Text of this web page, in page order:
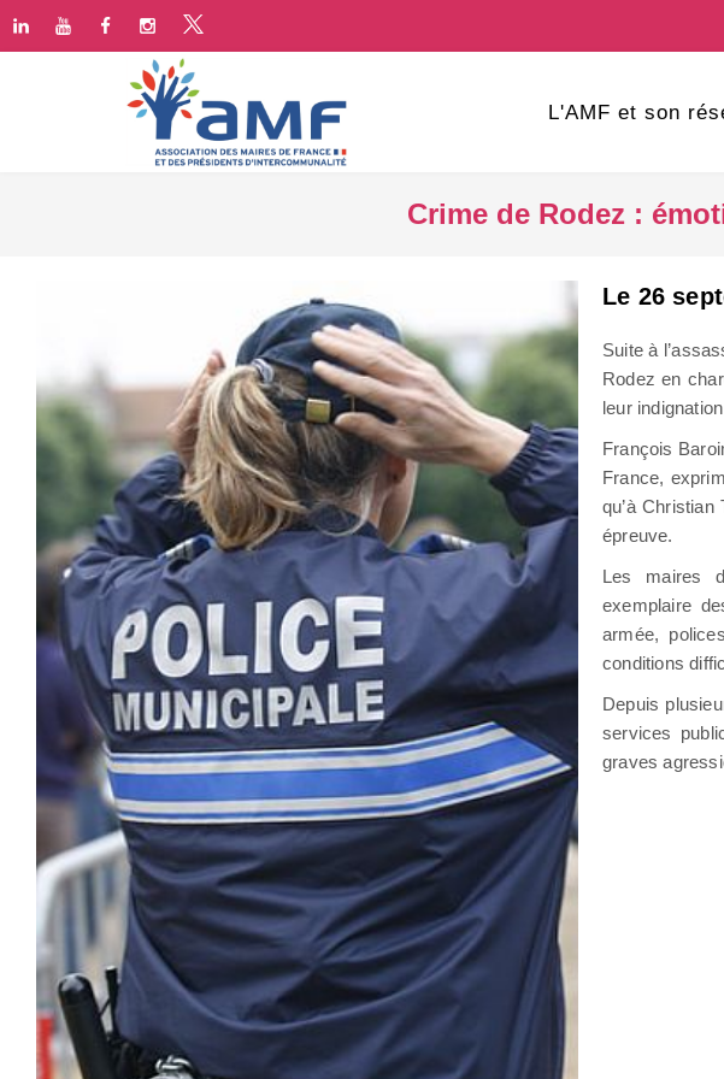
L'AMF et son
Crime de Rodez :
Le 26
Suite à
Rodez en
leur
François
France,
qu’à
épreuve.
Les maires
exemplaire
armée,
conditions
Depuis
services
graves